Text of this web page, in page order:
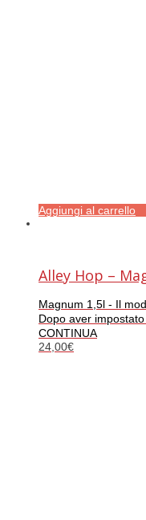
Aggiungi al carrello
Alley Hop –
Magnum 1,5l - Il
Dopo aver
CONTINUA
24,00€